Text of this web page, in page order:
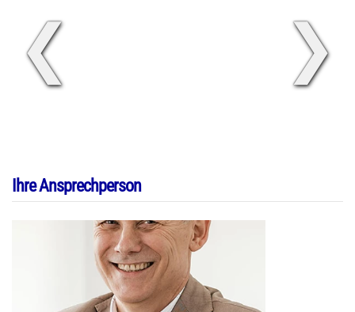
❮ ❯
Ihre Ansprechperson